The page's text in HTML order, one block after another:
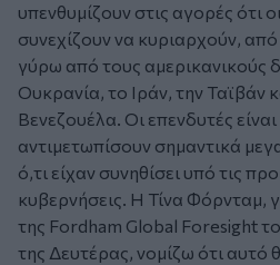
υπενθυμίζουν στις αγορές ότι
συνεχίζουν να κυριαρχούν, από
γύρω από τους αμερικανικούς
Ουκρανία, το Ιράν, την Ταϊβάν
Βενεζουέλα. Οι επενδυτές
αντιμετωπίσουν σημαντικά
ό,τι είχαν συνηθίσει υπό τις
κυβερνήσεις. Η Τίνα Φόρνταμ,
της Fordham Global Foresight
της Δευτέρας, νομίζω ότι αυτό